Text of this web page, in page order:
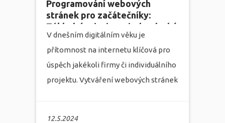
12.5.2024
Programování webových
stránek pro začátečníky:
Základní principy a jednoduchý
průvodce
V dnešním digitálním věku je
přítomnost na internetu klíčová pro
úspěch jakékoli firmy či individuálního
projektu. Vytváření webových stránek